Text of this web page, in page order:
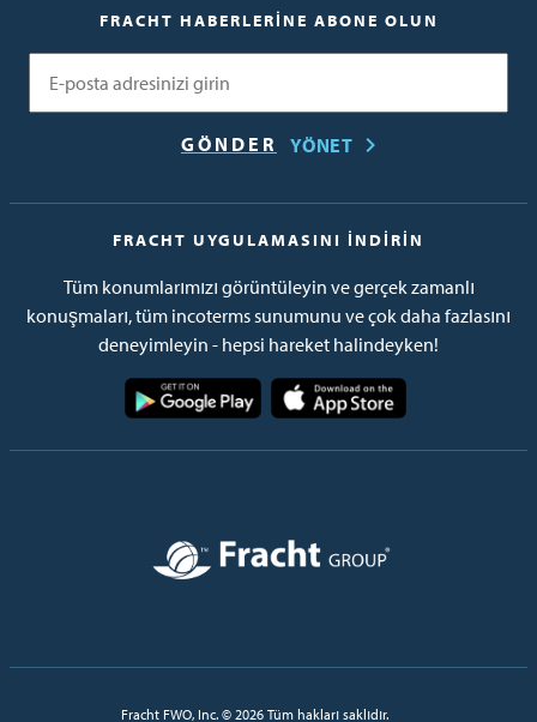
FRACHT HABERLERINE ABONE OLUN
YÖNET
FRACHT UYGULAMASINI İNDIRIN
Tüm konumlarımızı görüntüleyin ve gerçek zamanlı
konuşmaları, tüm incoterms sunumunu ve çok daha fazlasını
deneyimleyin - hepsi hareket halindeyken!
Resim
Resim
Fracht FWO, Inc. © 2026 Tüm hakları saklıdır.